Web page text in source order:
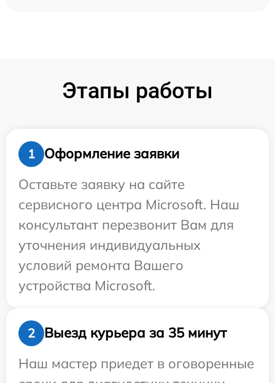
Этапы работы
1
Оформление заявки
Оставьте заявку на сайте
сервисного центра Microsoft. Наш
консультант перезвонит Вам для
уточнения индивидуальных
условий ремонта Вашего
устройства Microsoft.
2
Выезд курьера за 35 минут
Наш мастер приедет в оговоренные